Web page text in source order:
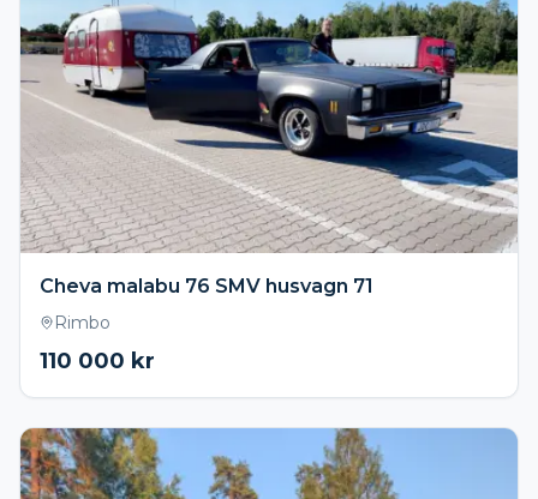
Cheva malabu 76 SMV husvagn 71
Rimbo
110 000 kr